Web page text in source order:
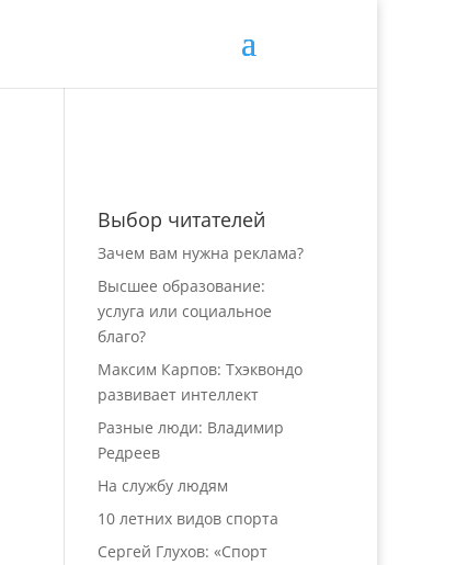
Выбор читателей
Зачем вам нужна реклама?
Высшее образование:
услуга или социальное
благо?
Максим Карпов: Тхэквондо
развивает интеллект
Разные люди: Владимир
Редреев
На службу людям
10 летних видов спорта
Сергей Глухов: «Спорт